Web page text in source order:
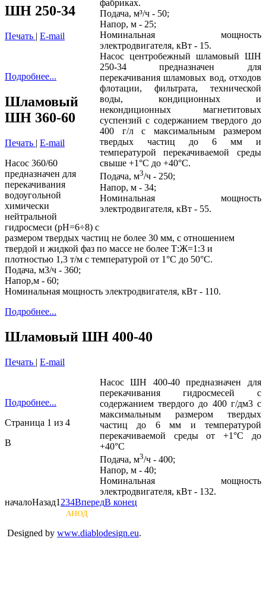
фабриках.
Подача, м³/ч - 50;
Напор, м - 25;
Номинальная мощность
электродвигателя, кВт - 15.
ШН 250-34
Печать | E-mail
Насос центробежный шламовый ШН
250-34 предназначен для
перекачивания шламовых вод, отходов
флотации, фильтрата, технической
воды, кондиционных и
некондиционных магнетитовых
суспензий с содержанием твердого до
400 г/л с максимальным размером
твердых частиц до 6 мм и
температурой перекачиваемой среды
свыше +1°С до +40°С.
Подача, м3/ч - 250;
Напор, м - 34;
Номинальная мощность
электродвигателя, кВт - 55.
Подробнее...
Шламовый
ШН 360-60
Печать | E-mail
Насос 360/60
предназначен для
перекачивания
водоугольной
химически
нейтральной
гидросмеси (рН=6÷8) с
размером твердых частиц не более 30 мм, с отношением
твердой и жидкой фаз по массе не более Т:Ж=1:3 и
плотностью 1,3 т/м с температурой от 1°C до 50°С.
Подача, м3/ч - 360;
Напор,м - 60;
Номинальная мощность электродвигателя, кВт - 110.
Подробнее...
Шламовый ШН 400-40
Печать | E-mail
Насос ШН 400-40 предназначен для
перекачивания гидросмесей с
содержанием твердого до 400 г/дм3 с
максимальным размером твердых
частиц до 6 мм и температурой
перекачиваемой среды от +1°С до
+40°С
Подача, м3/ч - 400;
Напор, м - 40;
Номинальная мощность
электродвигателя, кВт - 132.
Подробнее...
Страница 1 из 4
В
началоНазад1 234ВпередВ конец
АНОД
Designed by www.diablodesign.eu.